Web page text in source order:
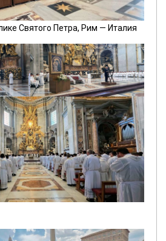
Святого Петра, Рим — Италия